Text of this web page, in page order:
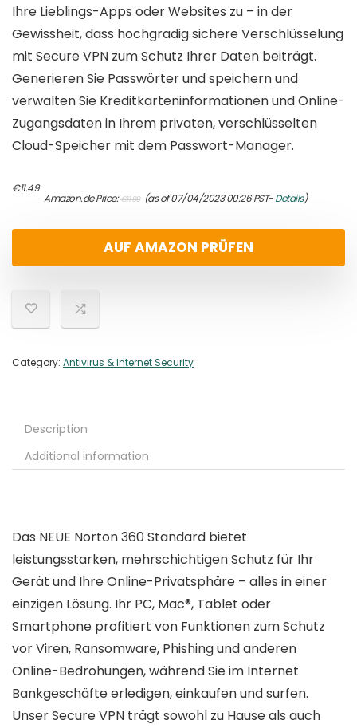
Ihre Lieblings-Apps oder Websites zu – in der
Gewissheit, dass hochgradig sichere Verschlüsselung
mit Secure VPN zum Schutz Ihrer Daten beiträgt.
Generieren Sie Passwörter und speichern und
verwalten Sie Kreditkarteninformationen und Online-
Zugangsdaten in Ihrem privaten, verschlüsselten
Cloud-Speicher mit dem Passwort-Manager.
Amazon.de Price:€11.99 price
€11.99.
€11.49
price
€11.49.
(as of 07/04/2023 00:26 PST-Details)
AUF AMAZON PRÜFEN
Category: Antivirus & Internet Security
Description
Additional information
Das NEUE Norton 360 Standard bietet
leistungsstarken, mehrschichtigen Schutz für Ihr
Gerät und Ihre Online-Privatsphäre – alles in einer
einzigen Lösung. Ihr PC, Mac®, Tablet oder
Smartphone profitiert von Funktionen zum Schutz
vor Viren, Ransomware, Phishing und anderen
Online-Bedrohungen, während Sie im Internet
Bankgeschäfte erledigen, einkaufen und surfen.
Unser Secure VPN trägt sowohl zu Hause als auch